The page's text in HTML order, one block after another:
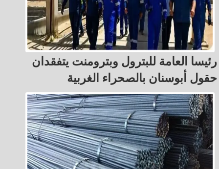
رئيسا العامة للبترول وبترومنت يتفقدان
حقول أبوسنان بالصحراء الغربية